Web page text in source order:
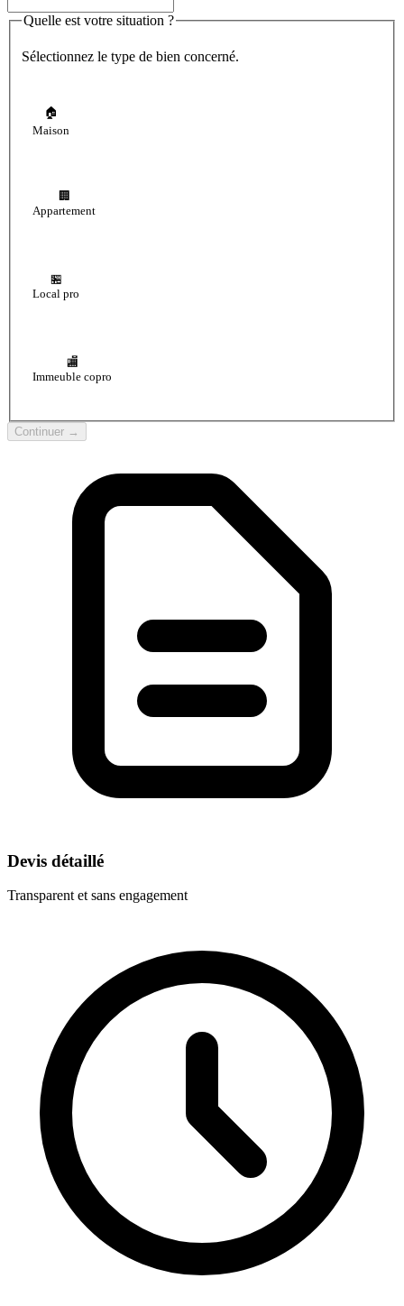
Quelle est votre situation ?
Sélectionnez le type de bien concerné.
🏠
Maison
🏢
Appartement
🏪
Local pro
🏬
Immeuble copro
Continuer →
Devis détaillé
Transparent et sans engagement